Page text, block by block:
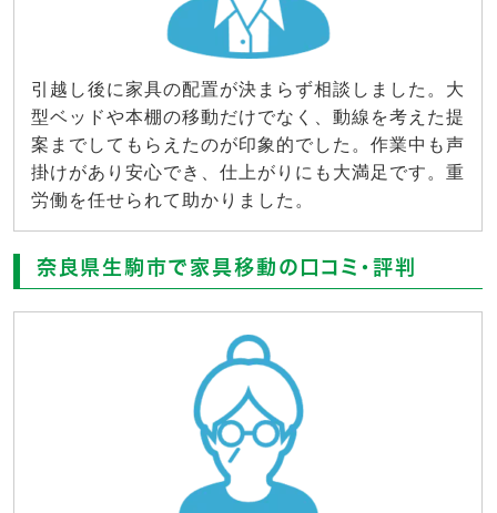
引越し後に家具の配置が決まらず相談しました。大
型ベッドや本棚の移動だけでなく、動線を考えた提
案までしてもらえたのが印象的でした。作業中も声
掛けがあり安心でき、仕上がりにも大満足です。重
労働を任せられて助かりました。
奈良県生駒市で家具移動の口コミ・評判